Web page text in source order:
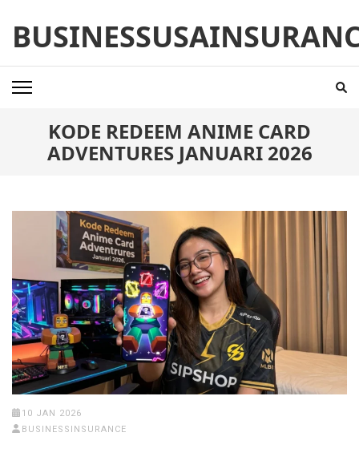
content
(Press
Enter)
KODE REDEEM ANIME CARD
ADVENTURES JANUARI 2026
10 JAN 2026
BUSINESSINSURANCE